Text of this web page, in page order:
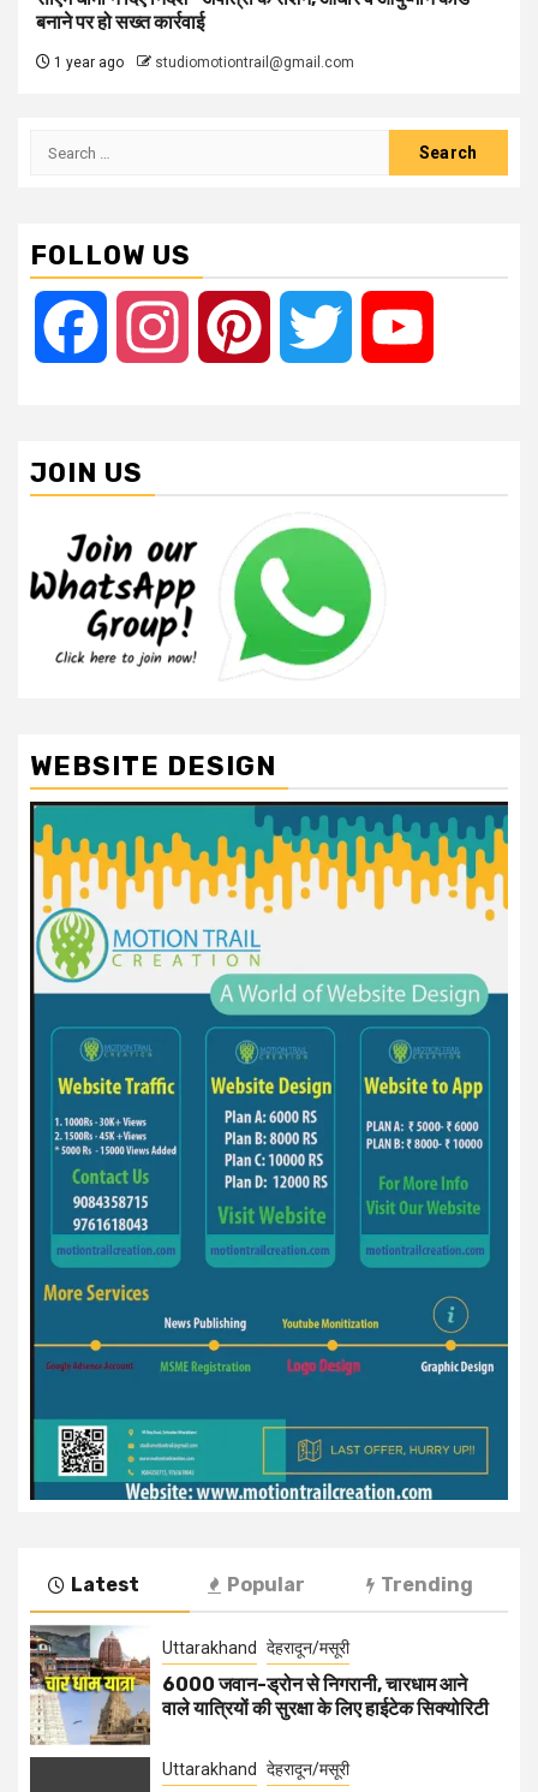
बनाने पर हो सख्त कार्रवाई
1 year ago studiomotiontrail@gmail.com
Search
FOLLOW US
Facebook Instagram Pinterest Twitter
JOIN US
WEBSITE DESIGN
Latest Popular Trending
Uttarakhand देहरादून/मसूरी
6000 जवान-ड्रोन से निगरानी, चारधाम आने
वाले यात्रियों की सुरक्षा के लिए हाईटेक सिक्योरिटी
Uttarakhand देहरादून/मसूरी